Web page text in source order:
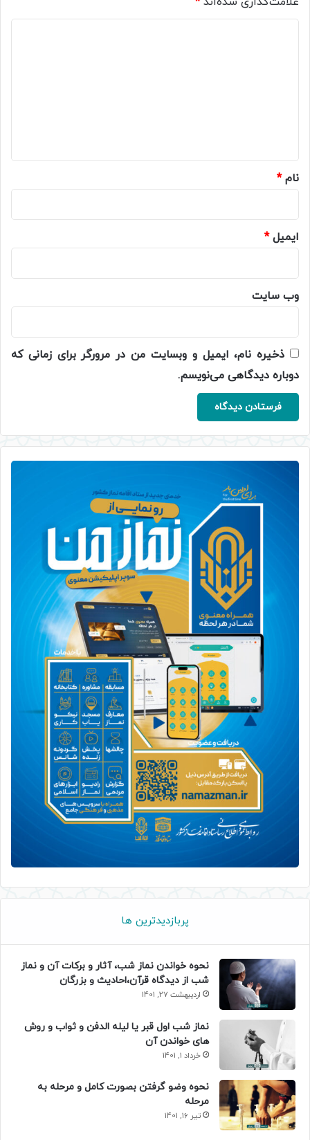
نام*
ایمیل*
وب‌ سایت
ذخیره نام، ایمیل و وبسایت من در مرورگر برای زمانی که
دوباره دیدگاهی می‌نویسم.
پربازدیدترین ها
نحوه خواندن نماز شب، آثار و برکات آن و نماز
شب از دیدگاه قرآن،احادیث و بزرگان
اردیبهشت 27, 1401
نماز شب اول قبر یا لیله الدفن و ثواب و روش
های خواندن آن
خرداد 1, 1401
نحوه وضو گرفتن بصورت کامل و مرحله به
مرحله
تیر 16, 1401